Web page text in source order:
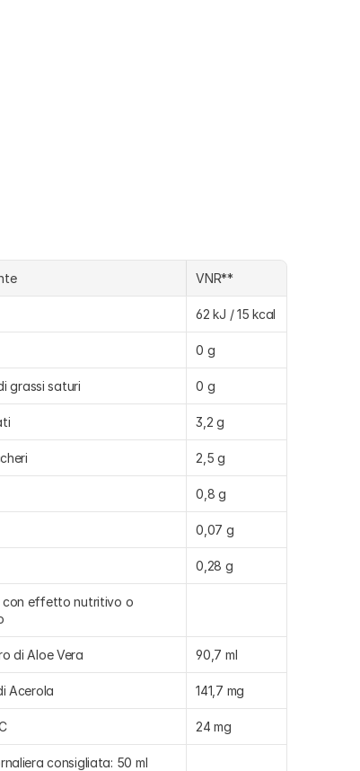
VNR**
62 kJ / 15 kcal
0 g
grassi saturi 0 g
3,2 g
2,5 g
0,8 g
0,07 g
0,28 g
con effetto nutritivo o
di Aloe Vera 90,7 ml
Acerola 141,7 mg
24 mg
consigliata: 50 ml